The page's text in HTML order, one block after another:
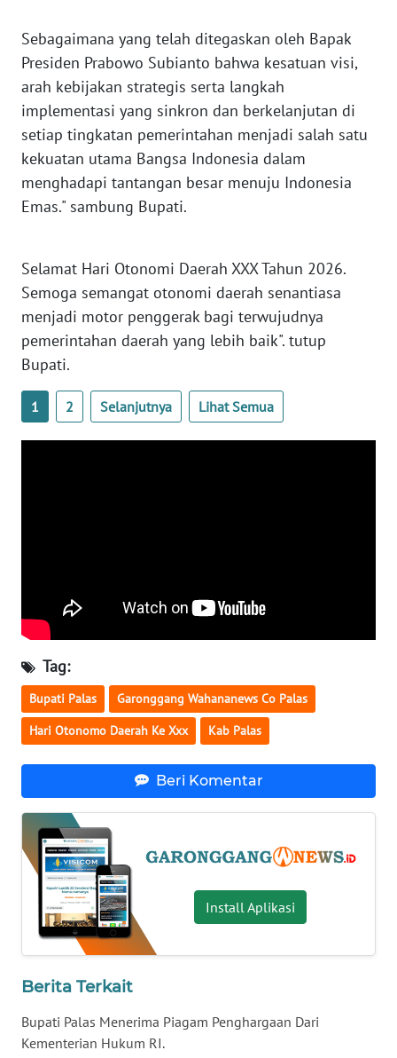
Sebagaimana yang telah ditegaskan oleh Bapak
Presiden Prabowo Subianto bahwa kesatuan visi,
arah kebijakan strategis serta langkah
implementasi yang sinkron dan berkelanjutan di
setiap tingkatan pemerintahan menjadi salah satu
kekuatan utama Bangsa Indonesia dalam
menghadapi tantangan besar menuju Indonesia
Emas." sambung Bupati.
Selamat Hari Otonomi Daerah XXX Tahun 2026.
Semoga semangat otonomi daerah senantiasa
menjadi motor penggerak bagi terwujudnya
pemerintahan daerah yang lebih baik". tutup
Bupati.
1 2 Selanjutnya Lihat Semua
Tag:
Bupati Palas Garonggang Wahananews Co Palas
Hari Otonomo Daerah Ke Xxx Kab Palas
Beri Komentar
Install Aplikasi
Berita Terkait
Bupati Palas Menerima Piagam Penghargaan Dari
Kementerian Hukum RI.
WN
JOGJA
WN
JATIM
WN
BALI
KALBAR
WN
KALTENG
WN
KALTARA
SULSEL
GORONTALO
WN
SULUT
WN
MALUT
WN
DAIRI
WN
TOBA